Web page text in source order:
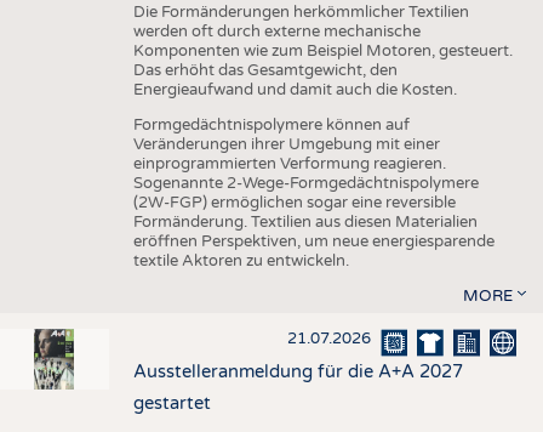
Die Formänderungen herkömmlicher Textilien
werden oft durch externe mechanische
Komponenten wie zum Beispiel Motoren, gesteuert.
Das erhöht das Gesamtgewicht, den
Energieaufwand und damit auch die Kosten.
Formgedächtnispolymere können auf
Veränderungen ihrer Umgebung mit einer
einprogrammierten Verformung reagieren.
Sogenannte 2-Wege-Formgedächtnispolymere
(2W-FGP) ermöglichen sogar eine reversible
Formänderung. Textilien aus diesen Materialien
eröffnen Perspektiven, um neue energiesparende
textile Aktoren zu entwickeln.
MORE
21.07.2026
Ausstelleranmeldung für die A+A 2027
gestartet